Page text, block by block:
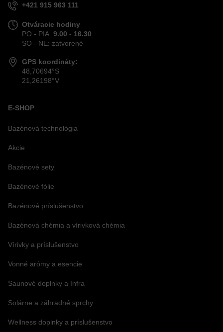
+421 915 963 111
Otváracie hodiny
PO - PIA: 9.00 - 16.30
SO - NE: zatvorené
GPS koordináty:
48,70694°S
21,26198°V
E-SHOP
Bazénová technológia
Akcie
Bazénové sety
Bazénové fólie
Bazénové príslušenstvo
Bazénová chémia a vírivková chémia
Vírivky a príslušenstvo
Vonné arómy a esencie
Saunové doplnky a Infra
Solárne a záhradné sprchy
Wellness doplnky a príslušenstvo